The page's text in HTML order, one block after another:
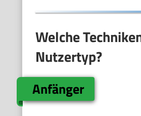
Welche
Nutzertyp?
Anfänger